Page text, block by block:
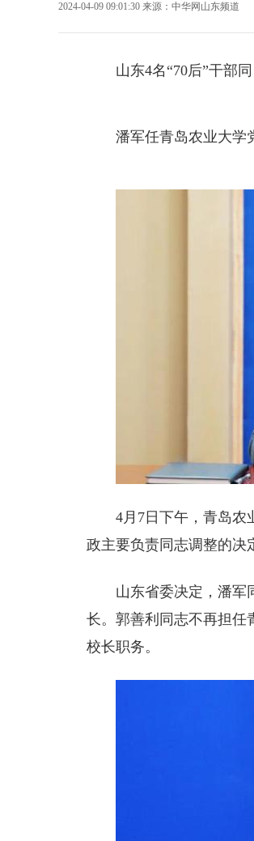
2024-04-09 09:01:30 来源： 中华网山东频道
山东4名“70后”干部
潘军任青岛农业大学
4月7日下午，青岛农
政主要负责同志调整的决
山东省委决定，潘军
长。郭善利同志不再担任
校长职务。